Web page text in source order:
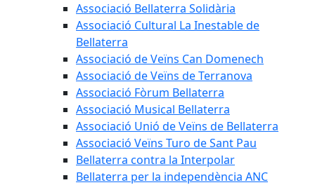
Associació Bellaterra Solidària
Associació Cultural La Inestable de
Bellaterra
Associació de Veïns Can Domenech
Associació de Veïns de Terranova
Associació Fòrum Bellaterra
Associació Musical Bellaterra
Associació Unió de Veïns de Bellaterra
Associació Veïns Turo de Sant Pau
Bellaterra contra la Interpolar
Bellaterra per la independència ANC